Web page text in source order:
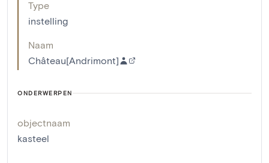
Type
instelling
Naam
Château[Andrimont]
ONDERWERPEN
objectnaam
kasteel